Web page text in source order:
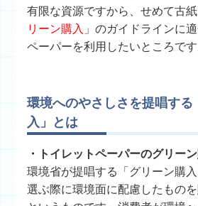
有限な資源ですから、せめて古
リーン購入 」のガイドラインに
ペーパーを利用したいところです
環境へのやさしさを提唱する
入」とは
・トイレットペーパーのグリー
環境省が提唱する「グリーン購
選ぶ際に環境面に配慮したものを